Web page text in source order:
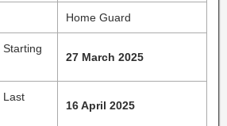
Home Guard
Starting
27 March 2025
Last
16 April 2025